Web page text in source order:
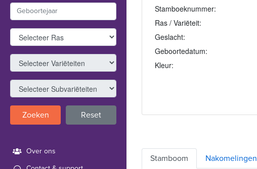
Zoeken Reset
Over ons
Stamboeknummer:
Ras / Variëteit:
Geslacht:
Geboortedatum:
Kleur:
Stamboom Nakomelingen